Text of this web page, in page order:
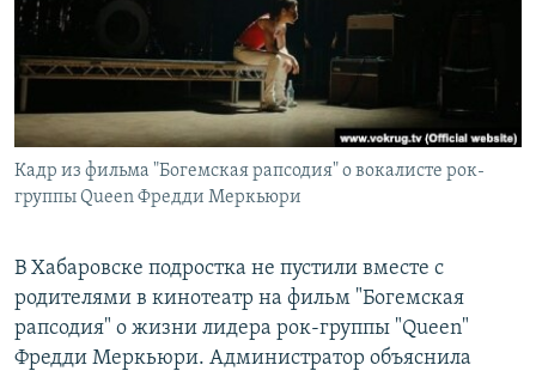
ПОДПИШИТЕСЬ НА РАССЫЛКУ
СОЦИАЛЬНЫЕ СЕТИ
Кадр из фильма "Богемская рапсодия" о вокалисте рок-
группы Queen Фредди Меркьюри
В Хабаровске подростка не пустили вместе с
родителями в кинотеатр на фильм "Богемская
рапсодия" о жизни лидера рок-группы "Queen"
Фредди Меркьюри. Администратор объяснила